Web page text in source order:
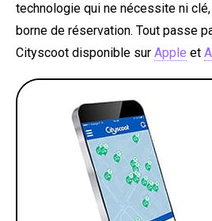
technologie qui ne nécessite ni
borne de réservation. Tout passe
Cityscoot disponible sur Apple et